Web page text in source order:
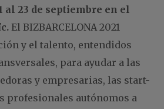
al 23 de septiembre en el
El BIZBARCELONA 2021
y el talento, entendidos
para ayudar a las
y empresarias, las start-
profesionales autónomos a